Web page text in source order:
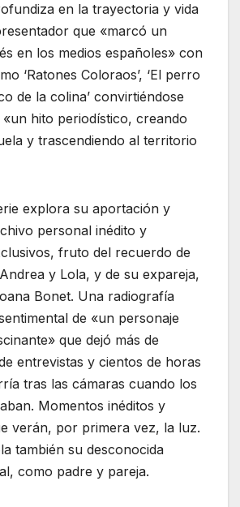
en la trayectoria y vida
que «marcó un
en los medios españoles» con
‘Ratones Coloraos’, ‘El perro
de la colina’ convirtiéndose
hito periodístico, creando
y trascendiendo al territorio
explora su aportación y
personal inédito y
fruto del recuerdo de
y Lola, y de su expareja,
Bonet. Una radiografía
de «un personaje
que dejó más de
entrevistas y cientos de horas
tras las cámaras cuando los
Momentos inéditos y
verán, por primera vez, la luz.
también su desconocida
como padre y pareja.